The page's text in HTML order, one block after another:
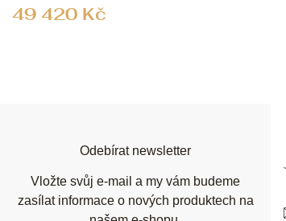
49 420 Kč
Odebírat newsletter
Vložte svůj e-mail a my vám budeme
zasílat informace o nových produktech na